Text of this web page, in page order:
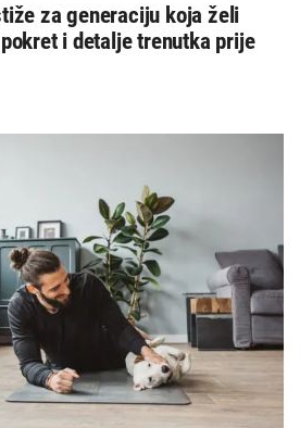
za generaciju koja želi
i detalje trenutka prije